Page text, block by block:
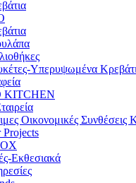
Υπερυψωμένα
KITCHEN
Οικονομικές Συνθέσεις
Projects
Εκθεσιακά